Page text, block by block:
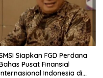
Siapkan FGD Perdana
Pusat Finansial
Indonesia di